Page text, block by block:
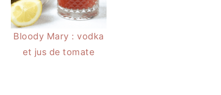
Bloody Mary : vodka
et jus de tomate